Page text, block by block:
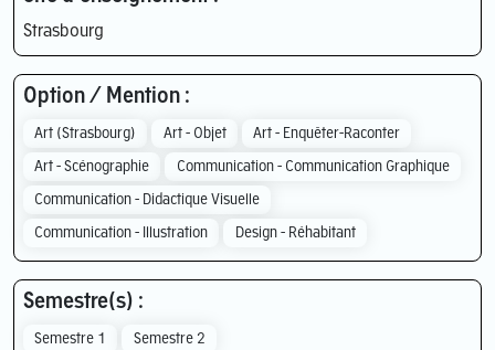
Strasbourg
Option / Mention :
Art (Strasbourg) Art - Objet Art - Enquêter-Raconter
Art - Scénographie Communication - Communication Graphique
Communication - Didactique Visuelle
Communication - Illustration Design - Réhabitant
Semestre(s) :
Semestre 1 Semestre 2